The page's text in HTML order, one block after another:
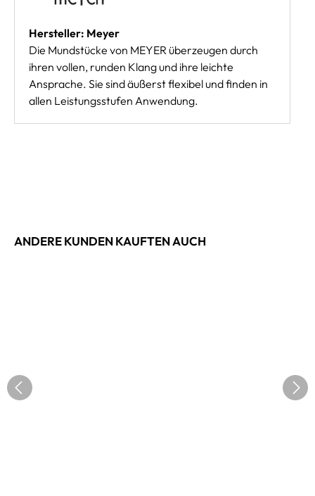
Hersteller: Meyer
Die Mundstücke von MEYER überzeugen durch
ihren vollen, runden Klang und ihre leichte
Ansprache. Sie sind äußerst flexibel und finden in
allen Leistungsstufen Anwendung.
ANDERE KUNDEN KAUFTEN AUCH